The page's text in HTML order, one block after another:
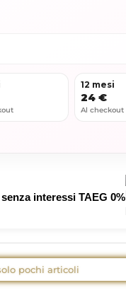
12 mesi
24 €
Al checkout
senza interessi TAEG 0%
pochi articoli